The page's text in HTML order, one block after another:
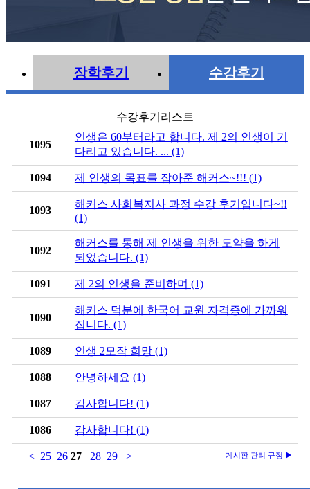
장학후기 수강후기
수강후기리스트
1095
인생은 60부터라고 합니다. 제 2의 인생이 기
다리고 있습니다. ... (1)
1094 제 인생의 목표를 잡아준 해커스~!!! (1)
1093
해커스 사회복지사 과정 수강 후기입니다~!!
(1)
1092
해커스를 통해 제 인생을 위한 도약을 하게
되었습니다. (1)
1091 제 2의 인생을 준비하며 (1)
1090
해커스 덕분에 한국어 교원 자격증에 가까워
집니다. (1)
1089 인생 2모작 희망 (1)
1088 안녕하세요 (1)
1087 감사합니다! (1)
1086 감사합니다! (1)
< 25 2627 28 29 > 게시판 관리 규정 ▶